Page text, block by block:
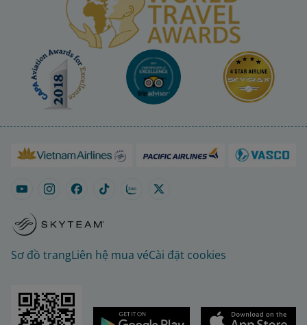
Sơ đồ trangLiên hệ mua véCài đặt cookies